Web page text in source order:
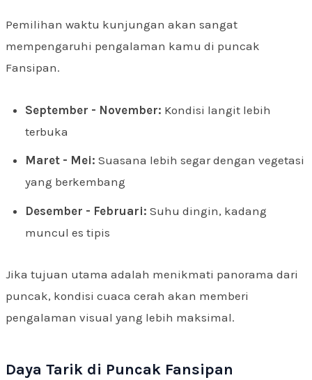
Pemilihan waktu kunjungan akan sangat
mempengaruhi pengalaman kamu di puncak
Fansipan.
September - November: Kondisi langit lebih
terbuka
Maret - Mei: Suasana lebih segar dengan vegetasi
yang berkembang
Desember - Februari: Suhu dingin, kadang
muncul es tipis
Jika tujuan utama adalah menikmati panorama dari
puncak, kondisi cuaca cerah akan memberi
pengalaman visual yang lebih maksimal.
Daya Tarik di Puncak Fansipan